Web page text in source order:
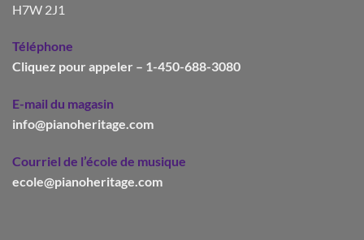
H7W 2J1
Téléphone
Cliquez pour appeler – 1-450-688-3080
E-mail du magasin
info@pianoheritage.com
Courriel de l’école de musique
ecole@pianoheritage.com